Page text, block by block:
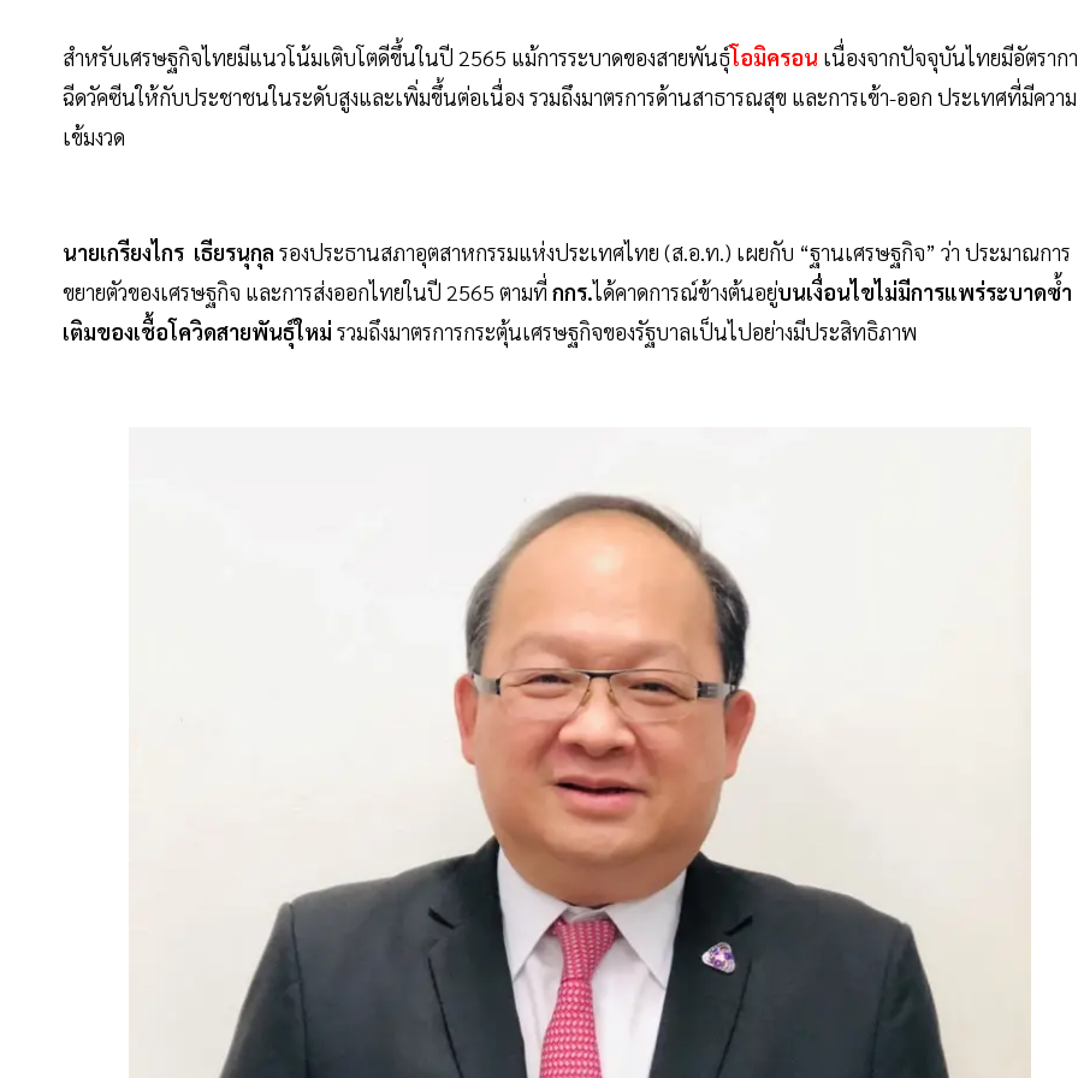
สำหรับเศรษฐกิจไทยมีแนวโน้มเติบโตดีขึ้นในปี 2565 แม้การระบาดของสายพันธุ์โอมิครอน เนื่องจากปัจจุบันไทยมีอัตราก
ฉีดวัคซีนให้กับประชาชนในระดับสูงและเพิ่มขึ้นต่อเนื่อง รวมถึงมาตรการด้านสาธารณสุข และการเข้า-ออก ประเทศที่มีความ
เข้มงวด
นายเกรียงไกร เธียรนุกุล รองประธานสภาอุตสาหกรรมแห่งประเทศไทย (ส.อ.ท.) เผยกับ “ฐานเศรษฐกิจ” ว่า ประมาณการ
ขยายตัวของเศรษฐกิจ และการส่งออกไทยในปี 2565 ตามที่ กกร.ได้คาดการณ์ข้างต้นอยู่บนเงื่อนไขไม่มีการแพร่ระบาดซ้ำ
เติมของเชื้อโควิดสายพันธุ์ใหม่ รวมถึงมาตรการกระตุ้นเศรษฐกิจของรัฐบาลเป็นไปอย่างมีประสิทธิภาพ